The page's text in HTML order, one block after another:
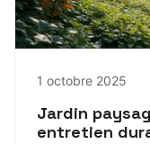
1 octobre 2025
Jardin
entretien